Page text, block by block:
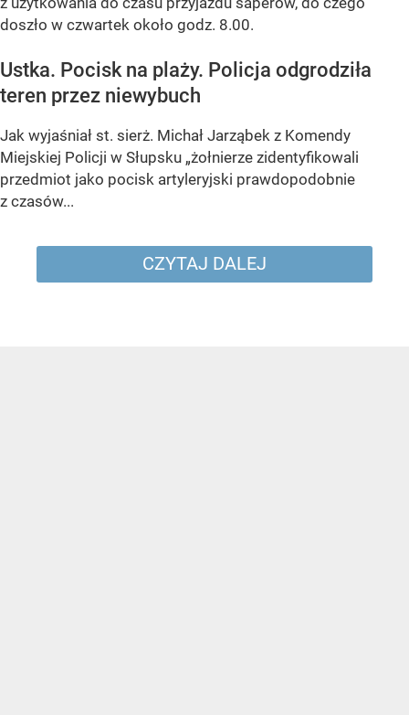
doszło w czwartek około godz. 8.00.
Ustka. Pocisk na plaży. Policja odgrodziła
teren przez niewybuch
Jak wyjaśniał st. sierż. Michał Jarząbek z Komendy
Miejskiej Policji w Słupsku „żołnierze zidentyfikowali
przedmiot jako pocisk artyleryjski prawdopodobnie
z czasów...
CZYTAJ DALEJ